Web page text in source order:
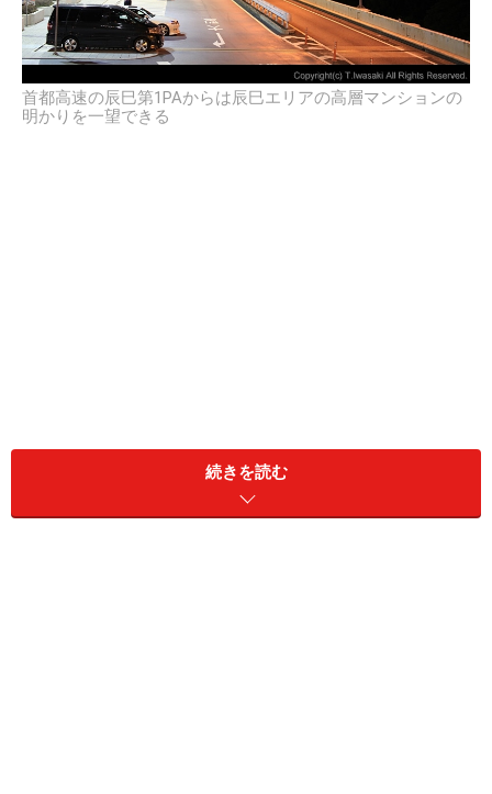
首都高速の辰巳第1PAからは辰巳エリアの高層マンションの
明かりを一望できる
夜景ドライブと言えば、首都高速を運転中に見える東京
タワーやレインボーブリッジが真っ先に浮かびますが、
首都高速以外にも夜景ドライブを楽しめるコースや穴場
続きを読む